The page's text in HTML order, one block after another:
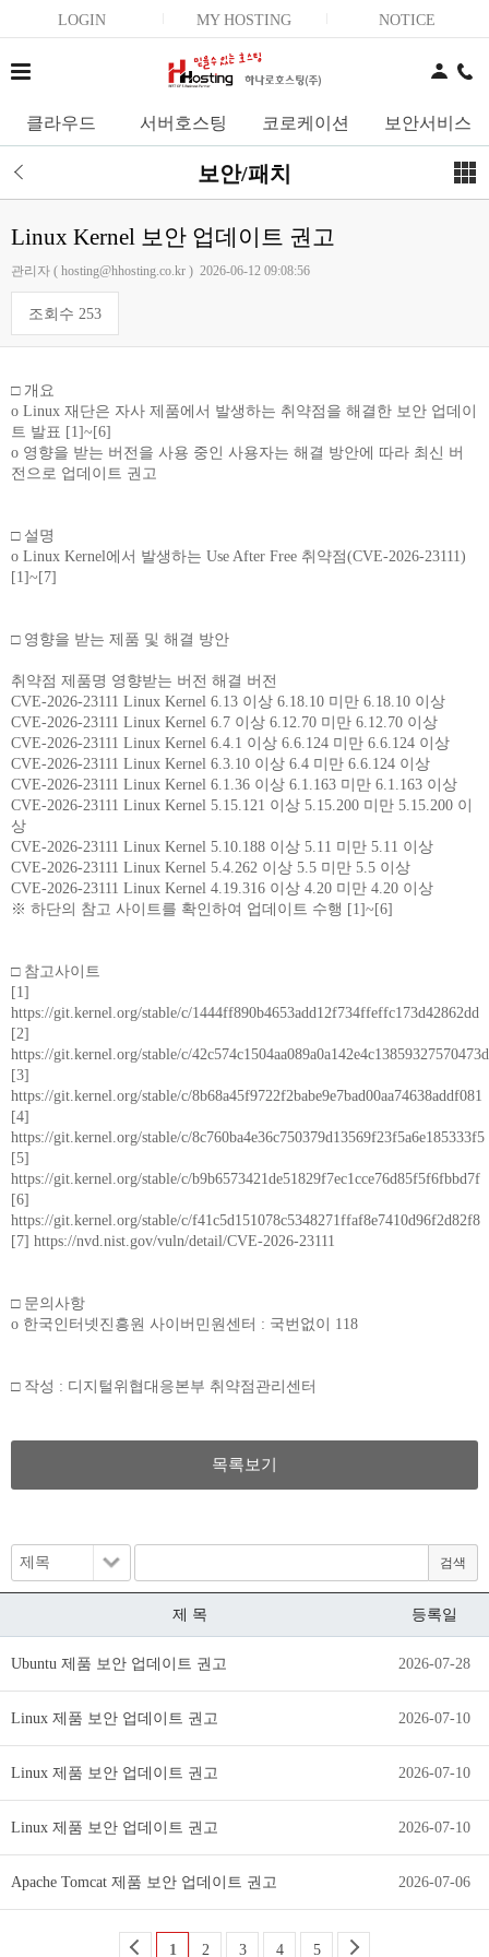
LOGIN MY HOSTING NOTICE
클라우드 서버호스팅 코로케이션 보안서비스
보안/패치
Linux Kernel 보안 업데이트 권고
관리자 ( hosting@hhosting.co.kr ) 2026-06-12 09:08:56
조회수 253
□ 개요
o Linux 재단은 자사 제품에서 발생하는 취약점을 해결한 보안 업데이
트 발표 [1]~[6]
o 영향을 받는 버전을 사용 중인 사용자는 해결 방안에 따라 최신 버
전으로 업데이트 권고
□ 설명
o Linux Kernel에서 발생하는 Use After Free 취약점(CVE-2026-23111)
[1]~[7]
□ 영향을 받는 제품 및 해결 방안
취약점 제품명 영향받는 버전 해결 버전
CVE-2026-23111 Linux Kernel 6.13 이상 6.18.10 미만 6.18.10 이상
CVE-2026-23111 Linux Kernel 6.7 이상 6.12.70 미만 6.12.70 이상
CVE-2026-23111 Linux Kernel 6.4.1 이상 6.6.124 미만 6.6.124 이상
CVE-2026-23111 Linux Kernel 6.3.10 이상 6.4 미만 6.6.124 이상
CVE-2026-23111 Linux Kernel 6.1.36 이상 6.1.163 미만 6.1.163 이상
CVE-2026-23111 Linux Kernel 5.15.121 이상 5.15.200 미만 5.15.200 이
상
CVE-2026-23111 Linux Kernel 5.10.188 이상 5.11 미만 5.11 이상
CVE-2026-23111 Linux Kernel 5.4.262 이상 5.5 미만 5.5 이상
CVE-2026-23111 Linux Kernel 4.19.316 이상 4.20 미만 4.20 이상
※ 하단의 참고 사이트를 확인하여 업데이트 수행 [1]~[6]
□ 참고사이트
[1]
https://git.kernel.org/stable/c/1444ff890b4653add12f734ffeffc173d42862dd
[2]
https://git.kernel.org/stable/c/42c574c1504aa089a0a142e4c13859327570473d
[3]
https://git.kernel.org/stable/c/8b68a45f9722f2babe9e7bad00aa74638addf081
[4]
https://git.kernel.org/stable/c/8c760ba4e36c750379d13569f23f5a6e185333f5
[5]
https://git.kernel.org/stable/c/b9b6573421de51829f7ec1cce76d85f5f6fbbd7f
[6]
https://git.kernel.org/stable/c/f41c5d151078c5348271ffaf8e7410d96f2d82f8
[7] https://nvd.nist.gov/vuln/detail/CVE-2026-23111
□ 문의사항
o 한국인터넷진흥원 사이버민원센터 : 국번없이 118
□ 작성 : 디지털위협대응본부 취약점관리센터
목록보기
제 목 등록일
Ubuntu 제품 보안 업데이트 권고 2026-07-28
Linux 제품 보안 업데이트 권고 2026-07-10
Linux 제품 보안 업데이트 권고 2026-07-10
Linux 제품 보안 업데이트 권고 2026-07-10
Apache Tomcat 제품 보안 업데이트 권고 2026-07-06
1 2 3 4 5